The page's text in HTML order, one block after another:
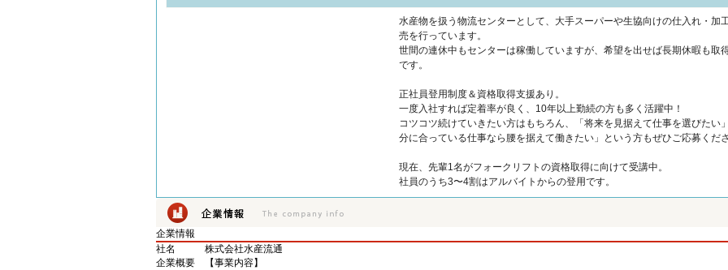
水産物を扱う物流センターとして、大手スーパーや生協向けの仕入れ・加
売を行っています。
世間の連休中もセンターは稼働していますが、希望を出せば長期休暇も取
です。
正社員登用制度＆資格取得支援あり。
一度入社すれば定着率が良く、10年以上勤続の方も多く活躍中！
コツコツ続けていきたい方はもちろん、「将来を見据えて仕事を選びたい
分に合っている仕事なら腰を据えて働きたい」という方もぜひご応募くだ
現在、先輩1名がフォークリフトの資格取得に向けて受講中。
社員のうち3〜4割はアルバイトからの登用です。
企業情報
社名
株式会社水産流通
企業概要
【事業内容】